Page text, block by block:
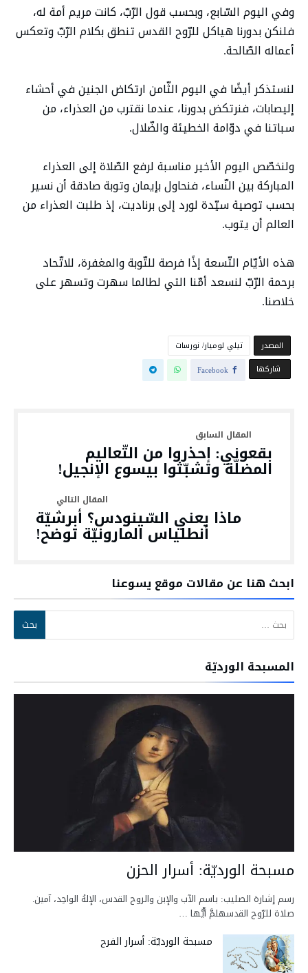
وفي اليوم السّابع، وبحسب قول الرّبّ، كانت مريم أمة له،
فلنكن بدورنا هياكل للرّوح القدس تنطق بكلام الرّبّ وتعكس
أعماله الصّالحة.
لنستذكر أيضًا في اليوم الثّامن ارتكاض الجنين في أحشاء
إليصابات، فنرتكض بدورنا، عندما نقترب من العذراء، من
سباتنا في دوّامة الخطيئة والضّلال.
ولنخصّص اليوم الأخير مناسبة لرفع الصّلاة إلى العذراء
المباركة بين النّساء، فنحاول بإيمان وتوبة صادقة أن نسير
بحسب توصية سيّدة لورد إلى برناديت، إذ طلبت العذراء من
العالم أن يتوب.
هذه الأيّام التّسعة إذًا فرصة للتّوبة والمغفرة، للاتّحاد
برحمة الرّبّ لنسعد أمّنا التي لطالما سهرت وتسهر على
خلاصنا.
‫المصدر‬
تيلي لوميار/ نورسات
‫‫ شاركها‬
Facebook
بقعوني: إحذروا من التّعاليم
المضلّة وتشبّثوا بيسوع الإنجيل!
ماذا يعني السّينودس؟ أبرشيّة
أنطلياس المارونيّة توضح!
ابحث هنا عن مقالات موقع يسوعنا
البحث عن:
المسبحة الورديّة
مسبحة الورديّة: أسرار الحزن
رسم إشارة الصليب: باسم الآب والإبن والروح القدس، الإلهُ الواحِد، آمين.
صلاة للرّوح القدسهلمَّ أيُّها …
مسبحة الورديّة: أسرار الفرح